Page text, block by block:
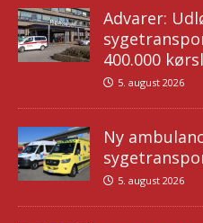
Advarer:
400.000
5. august 2026
Ny
5. august 2026